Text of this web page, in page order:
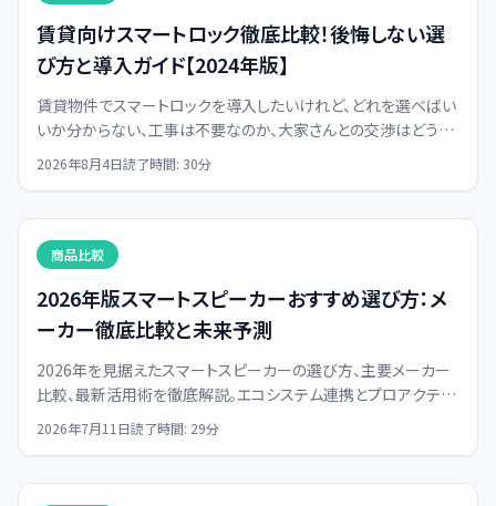
賃貸向けスマートロック徹底比較！後悔しない選
び方と導入ガイド【2024年版】
賃貸物件でスマートロックを導入したいけれど、どれを選べばい
いか分からない、工事は不要なのか、大家さんとの交渉はどうす
ればいいのか、といった疑問を解決します。後悔しないスマートロ
2026年8月4日読了時間: 30分
商品比較
2026年版スマートスピーカーおすすめ選び方：メ
ーカー徹底比較と未来予測
2026年を見据えたスマートスピーカーの選び方、主要メーカー
比較、最新活用術を徹底解説。エコシステム連携とプロアクティ
ブAIが鍵となる未来のスマートホームを体験しましょう。
2026年7月11日読了時間: 29分